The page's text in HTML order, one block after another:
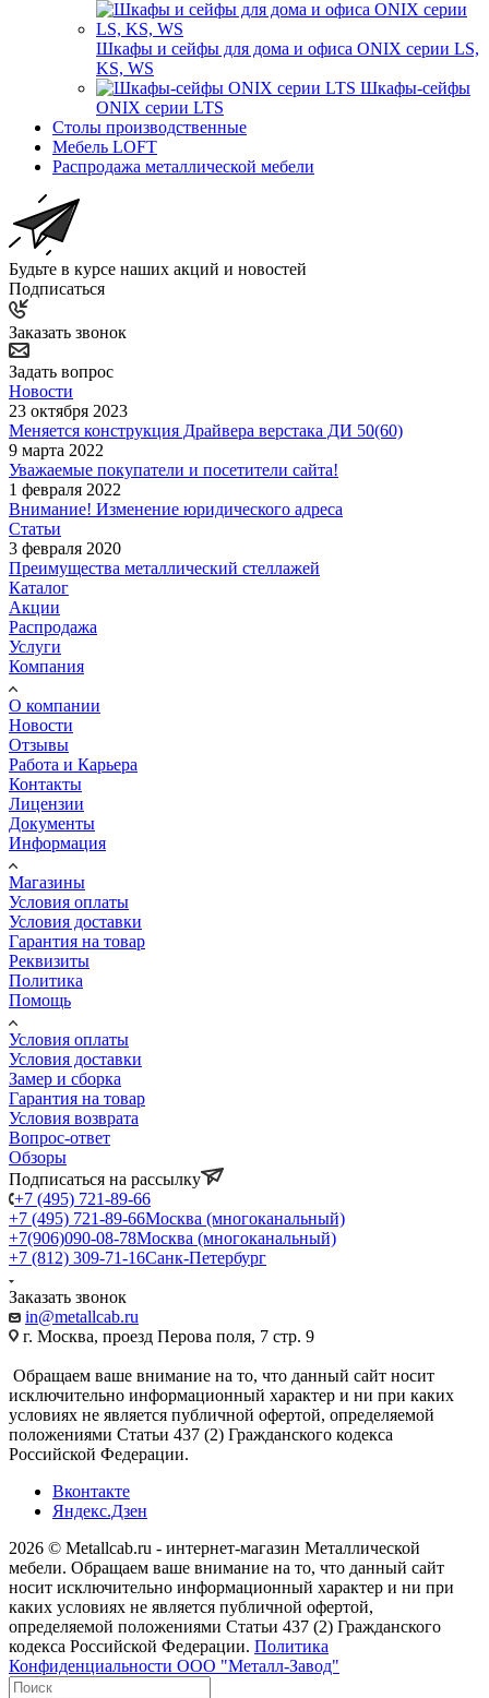
Шкафы и сейфы для дома и офиса ONIX серии LS,
KS, WS
Шкафы-сейфы
ONIX серии LTS
Столы производственные
Мебель LOFT
Распродажа металлической мебели
Будьте в курсе наших акций и новостей
Подписаться
Заказать звонок
Задать вопрос
Новости
23 октября 2023
Меняется конструкция Драйвера верстака ДИ 50(60)
9 марта 2022
Уважаемые покупатели и посетители сайта!
1 февраля 2022
Внимание! Изменение юридического адреса
Статьи
3 февраля 2020
Преимущества металлический стеллажей
Каталог
Акции
Распродажа
Услуги
Компания
О компании
Новости
Отзывы
Работа и Карьера
Контакты
Лицензии
Документы
Информация
Магазины
Условия оплаты
Условия доставки
Гарантия на товар
Реквизиты
Политика
Помощь
Условия оплаты
Условия доставки
Замер и сборка
Гарантия на товар
Условия возврата
Вопрос-ответ
Обзоры
Подписаться на рассылку
+7 (495) 721-89-66
+7 (495) 721-89-66Москва (многоканальный)
+7(906)090-08-78Москва (многоканальный)
+7 (812) 309-71-16Санк-Петербург
Заказать звонок
in@metallcab.ru
г. Москва, проезд Перова поля, 7 стр. 9
Обращаем ваше внимание на то, что данный сайт носит
исключительно информационный характер и ни при каких
условиях не является публичной офертой, определяемой
положениями Статьи 437 (2) Гражданского кодекса
Российской Федерации.
Вконтакте
Яндекс.Дзен
2026 © Metallcab.ru - интернет-магазин Металлической
мебели. Обращаем ваше внимание на то, что данный сайт
носит исключительно информационный характер и ни при
каких условиях не является публичной офертой,
определяемой положениями Статьи 437 (2) Гражданского
кодекса Российской Федерации. Политика
Конфиденциальности ООО "Металл-Завод"